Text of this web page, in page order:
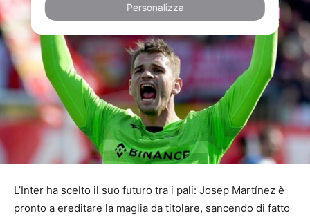
L’Inter ha scelto il suo futuro tra i pali: Josep Martínez è
pronto a ereditare la maglia da titolare, sancendo di fatto
Personalizza